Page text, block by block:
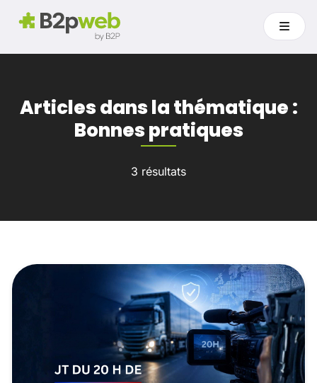
Articles dans la thématique :
Bonnes pratiques
3 résultats